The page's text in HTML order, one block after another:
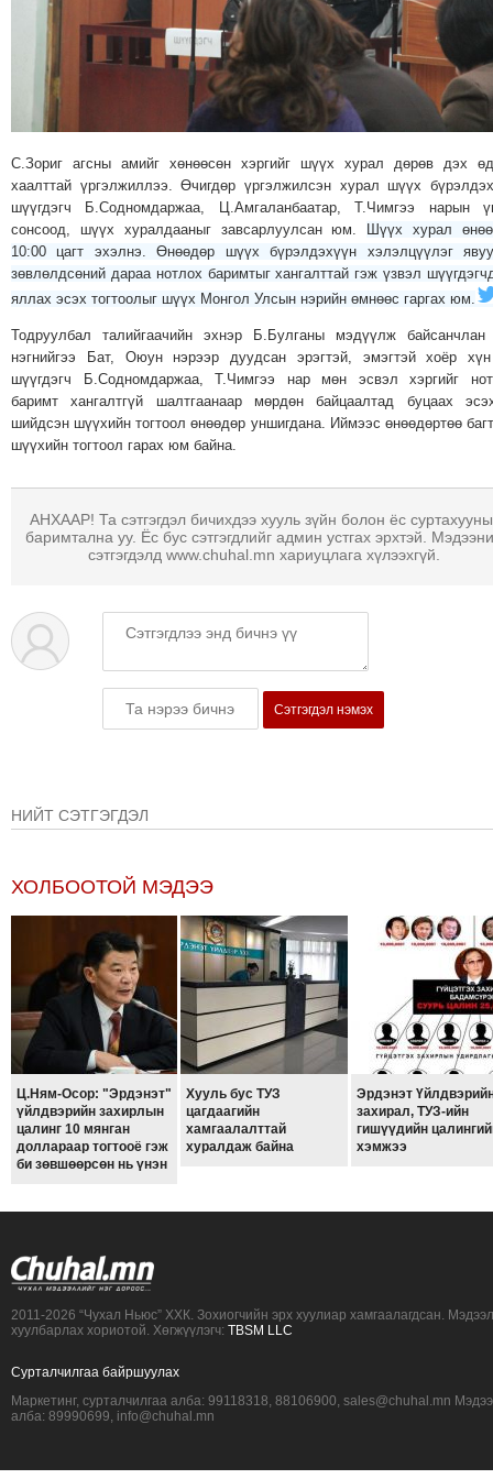
МЭДЭХҮЙ
ЭРДЭНЭТ
ҮЙЛДВЭРИЙН
ТОЙРОНД
ХАВРЫН
ЭРГЭН
ТОЙРОНД
"ОУВС"-
ИЙН
ЭРГЭН
ТОЙРОНД
"ЖИ
ТАЙМ"ЫН
ГРАНАТ
ЭРГЭН
ТОЙРОНД
ТӨВСИЙН
СОНГУУЛИЙН
29
СУРГУУЛИЙН
ЭРГЭН
ЗӨРЧЛИЙН
ХУУЛИЙН
ЭРГЭН
ТОЙРОНД
ЕРӨНХИЙЛӨГЧИЙН
СОНГУУЛЬ-2017
С.Зориг агсны амийг хөнөөсөн хэргийг шүүх хурал дөрөв дэх
хаалттай үргэлжиллээ. Өчигдөр үргэлжилсэн хурал шүүх
шүүгдэгч Б.Содномдаржаа, Ц.Амгаланбаатар, Т.Чимгээ нарын
сонсоод, шүүх хуралдааныг завсарлуулсан юм.
Шүүх хурал
10:00 цагт эхэлнэ. Өнөөдөр шүүх бүрэлдэхүүн хэлэлцүүлэг
зөвлөлдсөний дараа нотлох баримтыг хангалттай гэж үзвэл
яллах эсэх тогтоолыг шүүх Монгол Улсын нэрийн өмнөөс гаргах юм.
Тодруулбал талийгаачийн эхнэр Б.Булганы мэдүүлж байсанчлан
нэгнийгээ Бат, Оюун нэрээр дуудсан эрэгтэй, эмэгтэй хоёр
шүүгдэгч Б.Содномдаржаа, Т.Чимгээ нар мөн эсвэл хэргийг
баримт хангалтгүй шалтгаанаар мөрдөн байцаалтад буцаах
шийдсэн шүүхийн тогтоол өнөөдөр уншигдана. Иймээс өнөөдөртөө
шүүхийн тогтоол гарах юм байна.
АНХААР! Та сэтгэгдэл бичихдээ хууль зүйн болон ёс
баримтална уу. Ёс бус сэтгэгдлийг админ устгах эрхтэй.
сэтгэгдэлд www.chuhal.mn хариуцлага хүлээхгүй.
Сэтгэгдэл нэмэх
НИЙТ СЭТГЭГДЭЛ
ХОЛБООТОЙ МЭДЭЭ
Ц.Ням-Осор: "Эрдэнэт"
үйлдвэрийн захирлын
цалинг 10 мянган
доллараар тогтооё гэж
би зөвшөөрсөн нь үнэн
Хууль бус ТУЗ
цагдаагийн
хамгаалалттай
хуралдаж байна
Эрдэнэт
захирал, ТУЗ-ийн
гишүүдийн
хэмжээ
2011-2026 “Чухал Ньюс” ХХК. Зохиогчийн эрх хуулиар хамгаалагдсан.
хуулбарлах хориотой. Хөгжүүлэгч: TBSM LLC
Сурталчилгаа байршуулах
Маркетинг, сурталчилгаа алба: 99118318, 88106900, sales@chuhal.mn
алба: 89990699, info@chuhal.mn